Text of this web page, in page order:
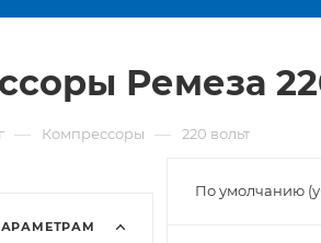
Ремеза
— Компрессоры — 220 вольт
По умолчанию